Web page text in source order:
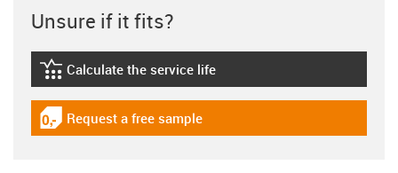
Unsure if it fits?
igus-icon-lebensdauerrechner
Calculate the service life
igus-icon-gratismuster
Request a free sample